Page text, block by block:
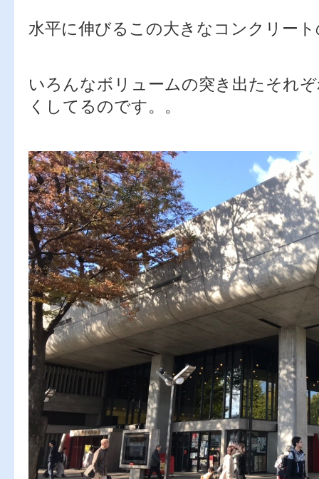
水平に伸びるこの大きなコンクリー
いろんなボリュームの突き出たそれ
くしてるのです。。